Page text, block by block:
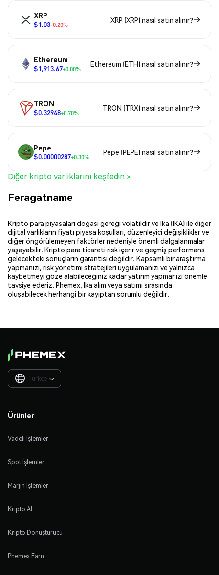
XRP
$1.03-0.20%
XRP (XRP) nasıl satın alınır?
Ethereum
$1,913.67+0.00%
Ethereum (ETH) nasıl satın alınır?
TRON
$0.32948+0.70%
TRON (TRX) nasıl satın alınır?
Pepe
$0.00000287+0.30%
Pepe (PEPE) nasıl satın alınır?
Diğer kripto varlıklarını keşfedin >
Feragatname
Kripto para piyasaları doğası gereği volatildir ve Ika (IKA) ile diğer
dijital varlıkların fiyatı piyasa koşulları, düzenleyici değişiklikler ve
diğer öngörülemeyen faktörler nedeniyle önemli dalgalanmalar
yaşayabilir. Kripto para ticareti risk içerir ve geçmiş performans
gelecekteki sonuçların garantisi değildir. Kapsamlı bir araştırma
yapmanızı, risk yönetimi stratejileri uygulamanızı ve yalnızca
kaybetmeyi göze alabileceğiniz kadar yatırım yapmanızı önemle
tavsiye ederiz. Phemex, Ika alım veya satımı sırasında
oluşabilecek herhangi bir kayıptan sorumlu değildir.
Türkçe 
Ürünler
Vadeli İşlemler
Spot İşlemler
Marjin İşlemler
Kripto Al
Kripto Dönüştürücü
Phemex Earn